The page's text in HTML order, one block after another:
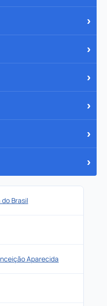
›
›
›
›
›
›
Brasil
Aparecida